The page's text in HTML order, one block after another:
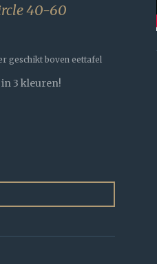
40-60
geschikt boven eettafel
3 kleuren!